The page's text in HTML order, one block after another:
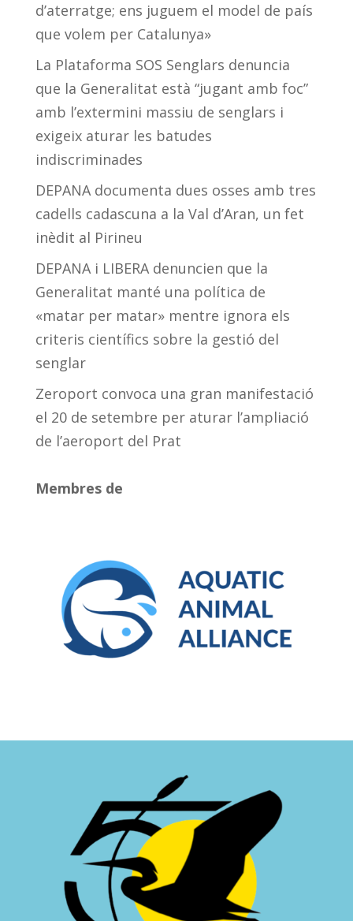
d’aterratge; ens juguem el model de país
que volem per Catalunya»
La Plataforma SOS Senglars denuncia
que la Generalitat està “jugant amb foc”
amb l’extermini massiu de senglars i
exigeix aturar les batudes
indiscriminades
DEPANA documenta dues osses amb tres
cadells cadascuna a la Val d’Aran, un fet
inèdit al Pirineu
DEPANA i LIBERA denuncien que la
Generalitat manté una política de
«matar per matar» mentre ignora els
criteris científics sobre la gestió del
senglar
Zeroport convoca una gran manifestació
el 20 de setembre per aturar l’ampliació
de l’aeroport del Prat
Membres de